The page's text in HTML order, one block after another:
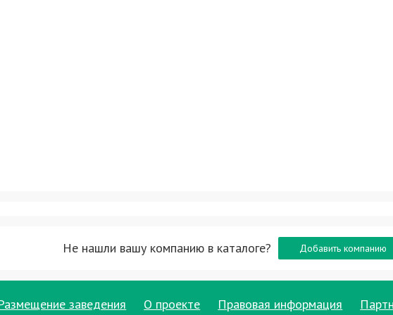
Не нашли вашу компанию в каталоге? Добавить компанию
заведения О проекте Правовая информация